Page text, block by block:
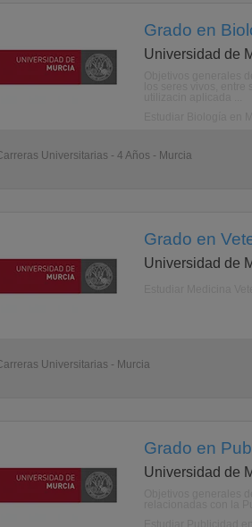
Grado en
Universidad de
Universitarias - 4 Años - Murcia
Grado en
Universidad de
Universitarias - Murcia
Grado en
Universidad de